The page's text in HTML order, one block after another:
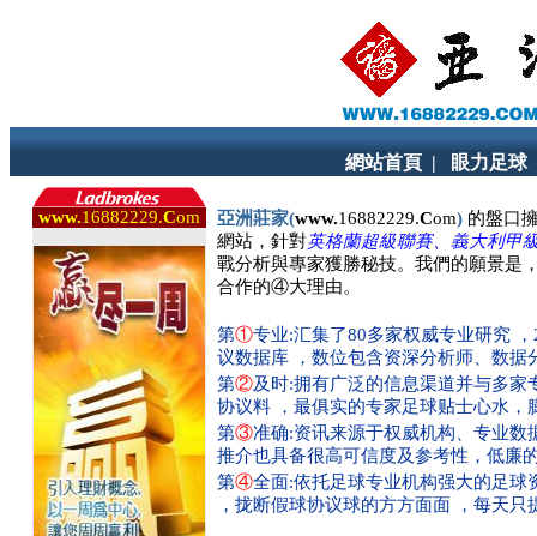
網站首頁 | 眼力足球
www.16882229.Com 亞洲莊家(www.16882229.Com) 的盤口
網站，針對英格蘭超級聯賽、義大利甲
戰分析與專家獲勝秘技。我們的願景是
合作的④大理由。
第①专业:汇集了80多家权威专业研究
议数据库 ，数位包含资深分析师、数
第②及时:拥有广泛的信息渠道并与多
协议料 ，最俱实的专家足球贴士心水
第③准确:资讯来源于权威机构、专业数
推介也具备很高可信度及参考性，低廉
第④全面:依托足球专业机构强大的足球
，拢断假球协议球的方方面面 ，每天